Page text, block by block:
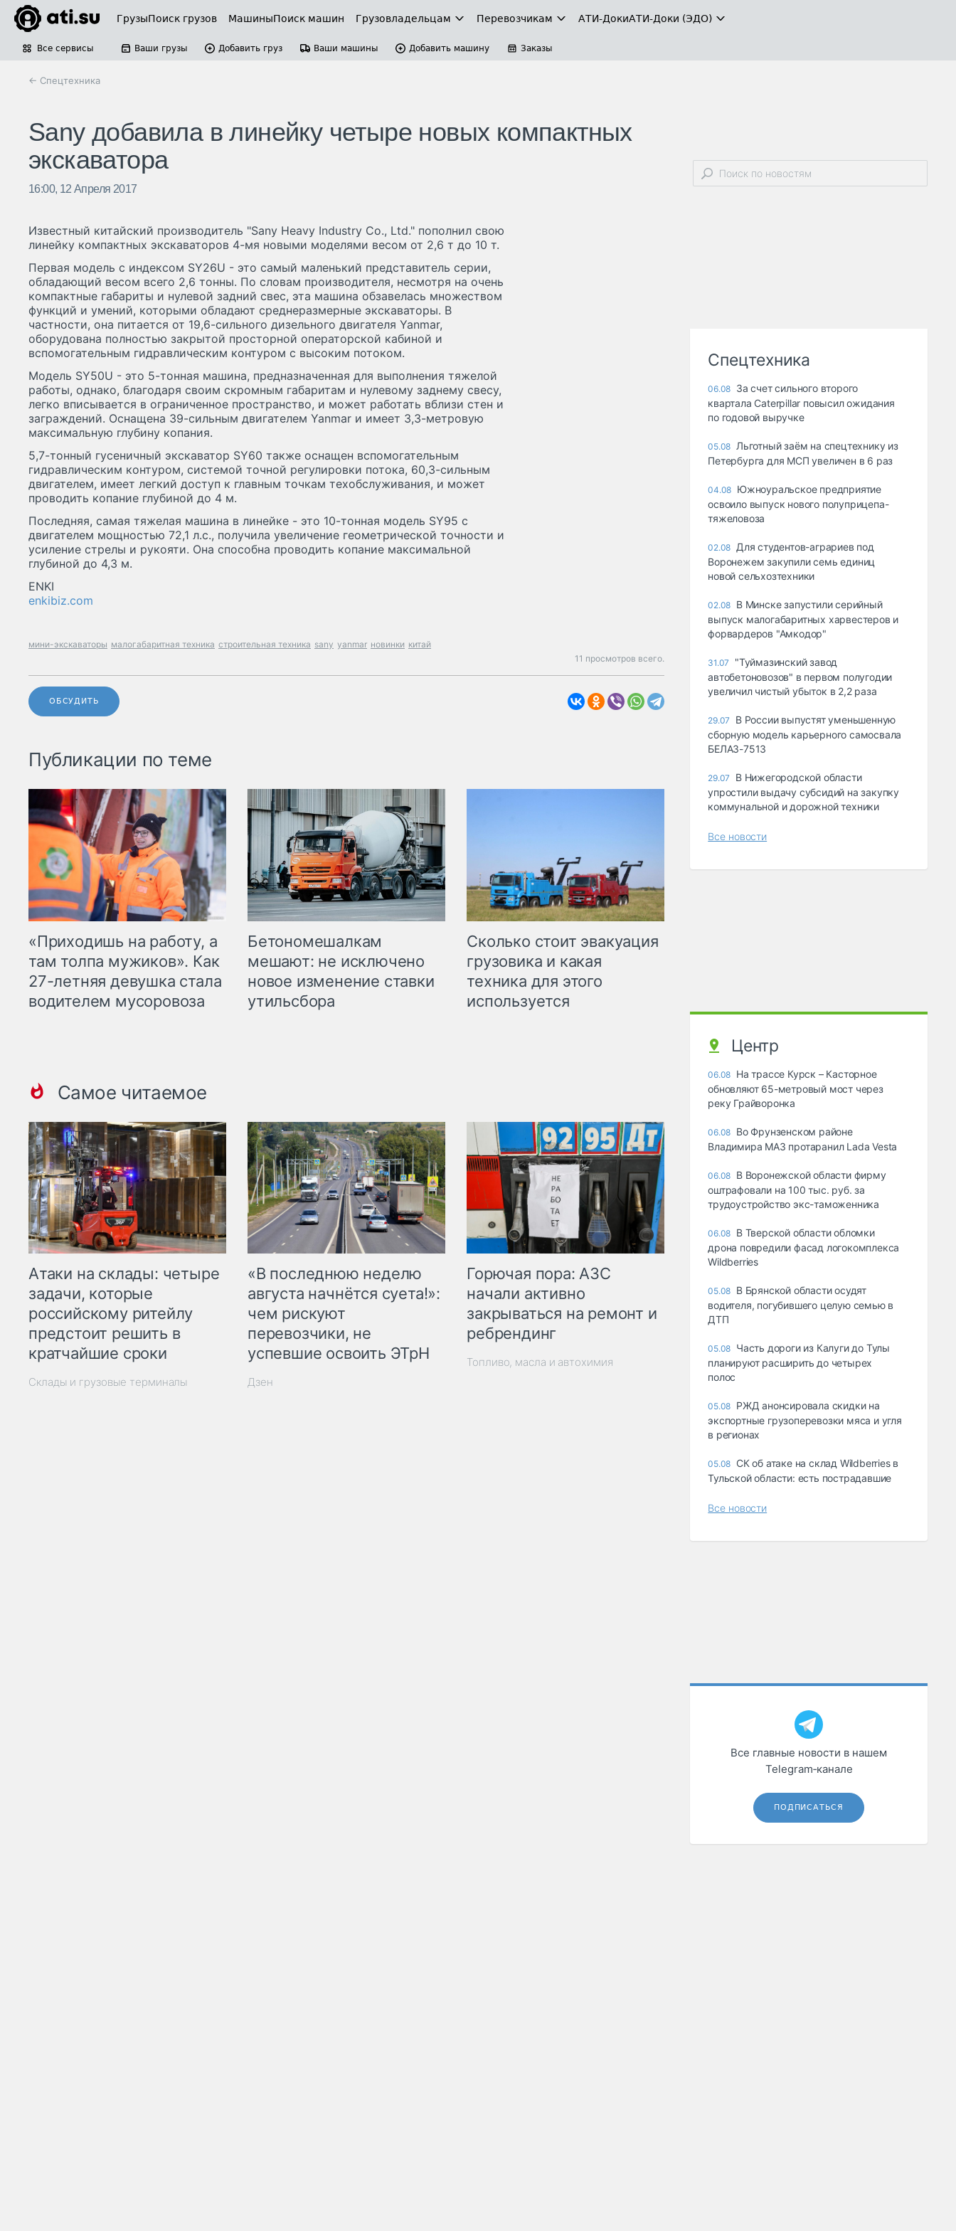
ГрузыПоиск грузов МашиныПоиск машин Грузовладельцам Перевозчикам АТИ-ДокиАТИ-Доки (ЭДО)
Все сервисы Ваши грузы Добавить груз Ваши машины Добавить машину Заказы
← Спецтехника
Sany добавила в линейку четыре новых компактных
экскаватора
16:00, 12 Апреля 2017
Известный китайский производитель "Sany Heavy Industry Co., Ltd." пополнил свою
линейку компактных экскаваторов 4-мя новыми моделями весом от 2,6 т до 10 т.
Первая модель с индексом SY26U - это самый маленький представитель серии,
обладающий весом всего 2,6 тонны. По словам производителя, несмотря на очень
компактные габариты и нулевой задний свес, эта машина обзавелась множеством
функций и умений, которыми обладают среднеразмерные экскаваторы. В
частности, она питается от 19,6-сильного дизельного двигателя Yanmar,
оборудована полностью закрытой просторной операторской кабиной и
вспомогательным гидравлическим контуром с высоким потоком.
Модель SY50U - это 5-тонная машина, предназначенная для выполнения тяжелой
работы, однако, благодаря своим скромным габаритам и нулевому заднему свесу,
легко вписывается в ограниченное пространство, и может работать вблизи стен и
заграждений. Оснащена 39-сильным двигателем Yanmar и имеет 3,3-метровую
максимальную глубину копания.
5,7-тонный гусеничный экскаватор SY60 также оснащен вспомогательным
гидравлическим контуром, системой точной регулировки потока, 60,3-сильным
двигателем, имеет легкий доступ к главным точкам техобслуживания, и может
проводить копание глубиной до 4 м.
Последняя, самая тяжелая машина в линейке - это 10-тонная модель SY95 с
двигателем мощностью 72,1 л.с., получила увеличение геометрической точности и
усиление стрелы и рукояти. Она способна проводить копание максимальной
глубиной до 4,3 м.
ENKI
enkibiz.com
мини-экскаваторы малогабаритная техника строительная техника sany yanmar новинки китай
11 просмотров всего.
ОБСУДИТЬ
Публикации по теме
«Приходишь на работу, а
там толпа мужиков». Как
27-летняя девушка стала
водителем мусоровоза
Бетономешалкам
мешают: не исключено
новое изменение ставки
утильсбора
Сколько стоит эвакуация
грузовика и какая
техника для этого
используется
Самое читаемое
Атаки на склады: четыре
задачи, которые
российскому ритейлу
предстоит решить в
кратчайшие сроки
Склады и грузовые терминалы
«В последнюю неделю
августа начнётся суета!»:
чем рискуют
перевозчики, не
успевшие освоить ЭТрН
Дзен
Горючая пора: АЗС
начали активно
закрываться на ремонт и
ребрендинг
Топливо, масла и автохимия
Спецтехника
06.08 За счет сильного второго
квартала Caterpillar повысил ожидания
по годовой выручке
05.08 Льготный заём на спецтехнику из
Петербурга для МСП увеличен в 6 раз
04.08 Южноуральское предприятие
освоило выпуск нового полуприцепа-
тяжеловоза
02.08 Для студентов-аграриев под
Воронежем закупили семь единиц
новой сельхозтехники
02.08 В Минске запустили серийный
выпуск малогабаритных харвестеров и
форвардеров "Амкодор"
31.07
"Туймазинский завод
автобетоновозов" в первом полугодии
увеличил чистый убыток в 2,2 раза
29.07
В России выпустят уменьшенную
сборную модель карьерного самосвала
БЕЛАЗ-7513
29.07
В Нижегородской области
упростили выдачу субсидий на закупку
коммунальной и дорожной техники
Все новости
Центр
06.08 На трассе Курск – Касторное
обновляют 65-метровый мост через
реку Грайворонка
06.08 Во Фрунзенском районе
Владимира МАЗ протаранил Lada Vesta
06.08 В Воронежской области фирму
оштрафовали на 100 тыс. руб. за
трудоустройство экс-таможенника
06.08 В Тверской области обломки
дрона повредили фасад логокомплекса
Wildberries
05.08 В Брянской области осудят
водителя, погубившего целую семью в
ДТП
05.08 Часть дороги из Калуги до Тулы
планируют расширить до четырех
полос
05.08 РЖД анонсировала скидки на
экспортные грузоперевозки мяса и угля
в регионах
05.08 СК об атаке на склад Wildberries в
Тульской области: есть пострадавшие
Все новости
Все главные новости в нашем
Telegram‑канале
ПОДПИСАТЬСЯ